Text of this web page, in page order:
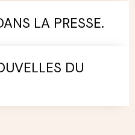
LA PRESSE.
DU